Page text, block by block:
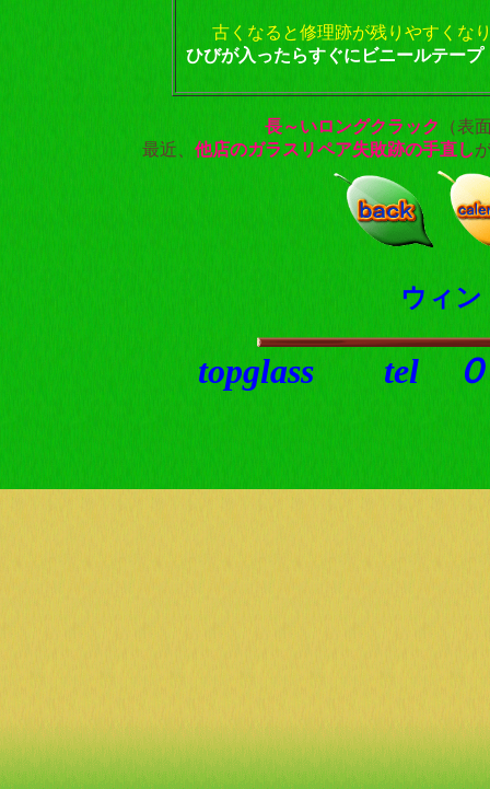
古くなると修理跡が残りやすくな
ひびが入ったらすぐにビニールテー
長～いロングクラック
（表
最近、 他店のガラスリペア失敗跡の手直し
ウィン
topglass tel ０